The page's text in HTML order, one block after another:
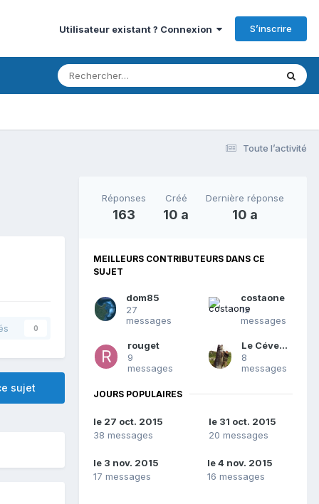
Utilisateur existant ? Connexion S’inscrire
Toute l’activité
0
sujet
Réponses
163
Créé
10 a
Dernière réponse
10 a
MEILLEURS CONTRIBUTEURS DANS CE
SUJET
dom85
27
messages
costaone
12
messages
rouget
9
messages
Le Cévenol
8
messages
JOURS POPULAIRES
le 27 oct. 2015
38 messages
le 31 oct. 2015
20 messages
le 3 nov. 2015
17 messages
le 4 nov. 2015
16 messages